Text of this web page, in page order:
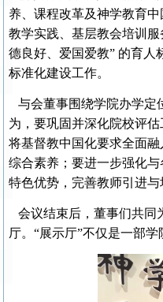
养、课程改革及神学教育
教学实践、基层教会培训
德良好、爱国爱教” 的育人
标准化建设工作。
与会董事围绕学院办学定
为，要巩固并深化院校评
将基督教中国化要求全面
综合素养；要进一步强化
特色优势，完善教师引进
会议结束后，董事们共同
厅。“展示厅”不仅是一部